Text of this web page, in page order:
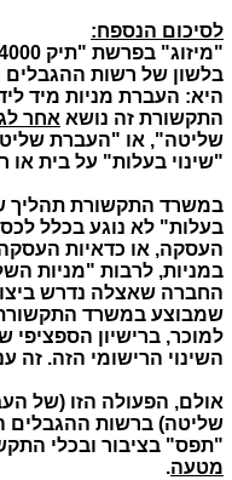
לסיכום הנספח:
בלשון של רשות
היא: העברת מניות מיד
התקשורת זה נושא אחר
שליטה", או "העברת
"שינוי בעלות" על בית או
במשרד התקשורת תהליך
בעלות" לא נוגע בכלל
העסקה, או כדאיות
במניות, לרבות "מניות
החברה שאצלה נדרש
שמבוצע במשרד התקשורת
למוכר, ברישיון הספציפי
השינוי הרישומי הזה. זה
אולם, הפעולה הזו (של
שליטה) ברשות ההגבלים
"תפס" בציבור ובכלי
מטעה.